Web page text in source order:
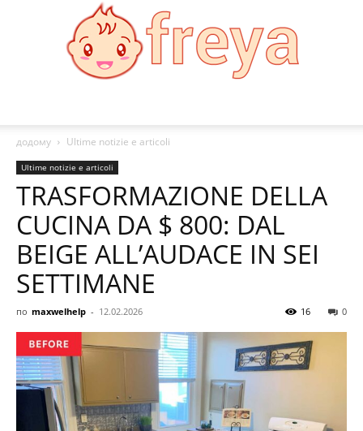
додому
Ultime notizie e articoli
Ultime notizie e articoli
TRASFORMAZIONE DELLA
CUCINA DA $ 800: DAL
BEIGE ALL’AUDACE IN SEI
SETTIMANE
по maxwelhelp - 12.02.2026 0
16